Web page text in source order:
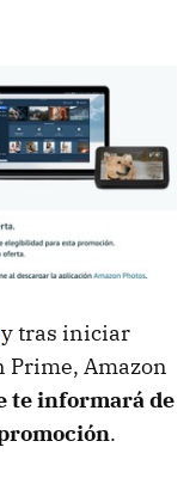
y tras iniciar
Prime, Amazon
te informará de
.